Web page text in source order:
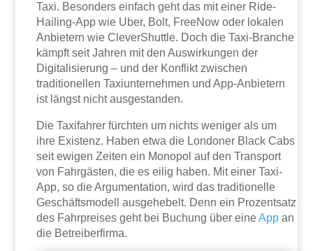
Taxi. Besonders einfach geht das mit einer Ride-
Hailing-App wie Uber, Bolt, FreeNow oder lokalen
Anbietern wie CleverShuttle. Doch die Taxi-Branche
kämpft seit Jahren mit den Auswirkungen der
Digitalisierung – und der Konflikt zwischen
traditionellen Taxiunternehmen und App-Anbietern
ist längst nicht ausgestanden.
Die Taxifahrer fürchten um nichts weniger als um
ihre Existenz. Haben etwa die Londoner Black Cabs
seit ewigen Zeiten ein Monopol auf den Transport
von Fahrgästen, die es eilig haben. Mit einer Taxi-
App, so die Argumentation, wird das traditionelle
Geschäftsmodell ausgehebelt. Denn ein Prozentsatz
des Fahrpreises geht bei Buchung über eineApp an
die Betreiberfirma.